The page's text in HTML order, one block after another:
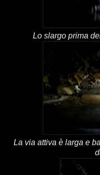
Lo slargo prima
La via attiva è larga e